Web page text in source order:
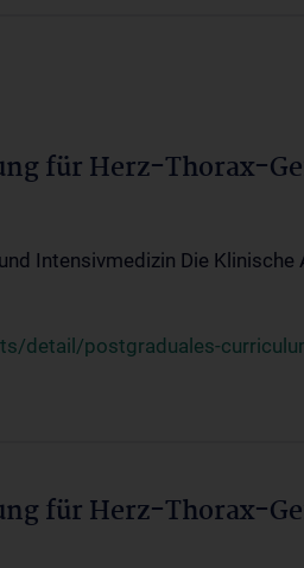
für Herz-Thorax-
Intensivmedizin Die
detail/postgraduales-
für Herz-Thorax-